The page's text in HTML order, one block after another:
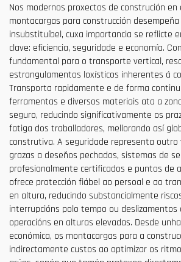
Nos modernos proxectos de construción en
montacargas para construcción
insubstituíbel, cuxa importancia se reflicte
clave: eficiencia, seguridade e economía.
fundamental para o transporte vertical,
estrangulamentos loxísticos inherentes á
Transporta rapidamente e de forma
ferramentas e diversos materiais ata a
seguro, reducindo significativamente os
fatiga dos traballadores, mellorando así
construtiva. A seguridade representa
grazas a deseños pechados, sistemas de
profesionalmente certificados e puntos de
ofrece protección fiábel ao persoal e ao
en altura, reducindo substancialmente
interrupcións polo tempo ou deslizamentos
operacións en alturas elevadas. Desde
económica, os montacargas para a
indirectamente custos ao optimizar os